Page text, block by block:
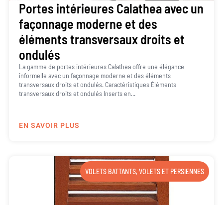
Portes intérieures Calathea avec un
façonnage moderne et des
éléments transversaux droits et
ondulés
La gamme de portes intérieures Calathea offre une élégance
informelle avec un façonnage moderne et des éléments
transversaux droits et ondulés. Caractéristiques Éléments
transversaux droits et ondulés Inserts en...
EN SAVOIR PLUS
VOLETS BATTANTS,VOLETS ET PERSIENNES